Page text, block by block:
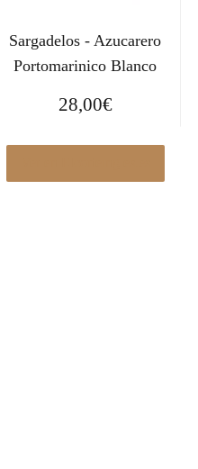
Sargadelos - Azucarero
Portomarinico Blanco
28,00€